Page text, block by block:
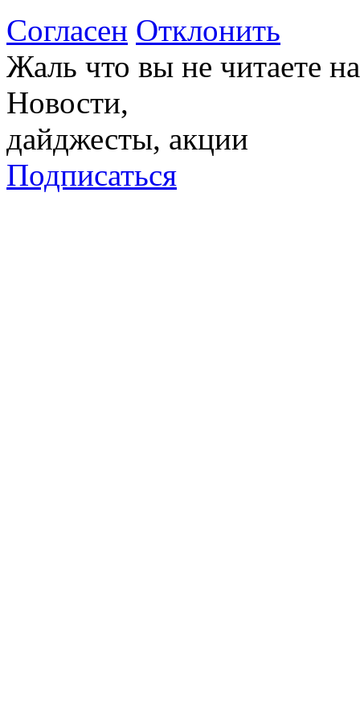
Согласен Отклонить
Жаль что вы не читаете
Новости,
дайджесты, акции
Подписаться